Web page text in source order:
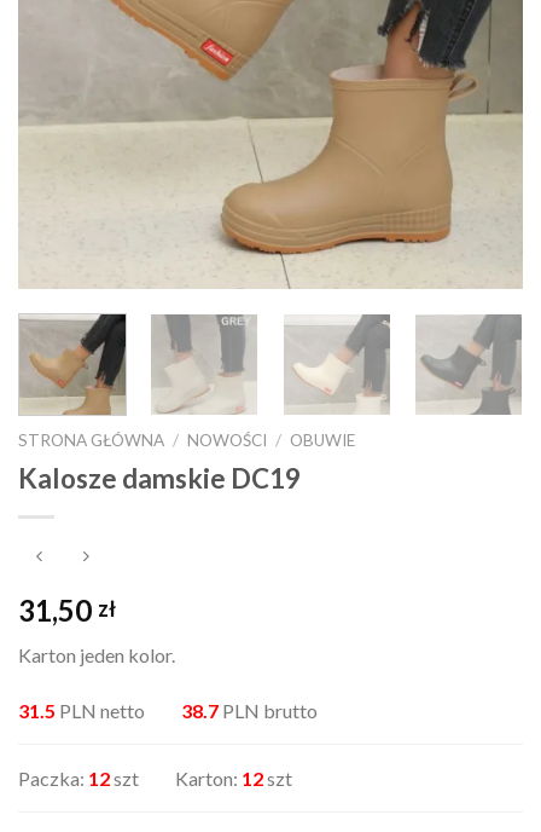
STRONA GŁÓWNA / NOWOŚCI / OBUWIE
Kalosze damskie DC19
31,50 zł
Karton jeden kolor.
31.5 PLN netto 38.7 PLN brutto
Paczka: 12szt Karton: 12szt